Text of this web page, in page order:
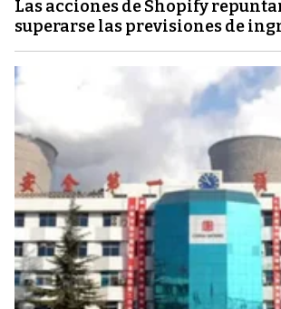
Las acciones de Shopify
superarse las previsiones de